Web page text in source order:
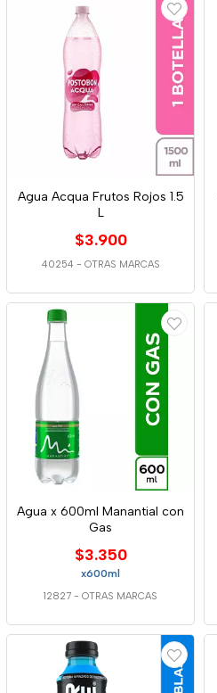
Agua Acqua Frutos Rojos 1.5
L
$3.900
40254 - OTRAS MARCAS
Agua x 600ml Manantial con
Gas
$3.350
x600ml
12827 - OTRAS MARCAS